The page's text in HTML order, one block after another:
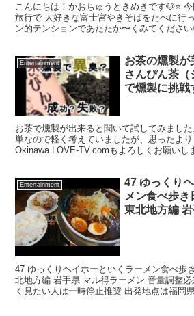
こんにちは！かおちゅうときめきです🐶⭐️
旅行で 大好きな富士宮やきそばをたべに行
ン的テンションであたたか〜くみてください
Entertainment
お茶の燻製が
さんぴん茶（
で燻製に挑戦
お茶で燻製が出来ると聞いて試してみまし
単なので軽く考えていましたが、思ったよ
Okinawa LOVE-TV.comもよろしくお願いし
Entertainment
47 ゆっくり
メン食べ歩
東北地方編
47 ゆっくりヘイホーといくラーメン食べ歩
北地方編 岩手県 マル得ラーメン 音量調整
く見たい人は一時停止推奨 出発地点は福